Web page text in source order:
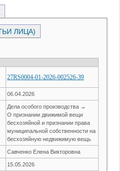
ЛИЦА)
27RS0004-01-2026-002526-39
06.04.2026
Дела особого производства →
О признании движимой вещи
бесхозяйной и признании права
муниципальной собственности на
бесхозяйную недвижимую вещь
Савченко Елена Викторовна
15.05.2026